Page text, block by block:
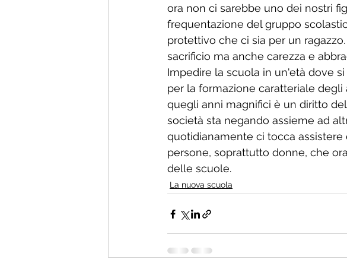
ora non ci sarebbe uno dei nostri
frequentazione del gruppo
protettivo che ci sia per un
sacrificio ma anche carezza e
Impedire la scuola in un'età dove
per la formazione caratteriale
quegli anni magnifici è un diritto
società sta negando assieme ad
quotidianamente ci tocca
persone, soprattutto donne, che
delle scuole.
La nuova scuola